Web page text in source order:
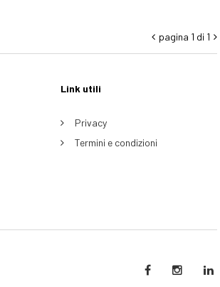
 pagina 1 di 1 
Link utili
Privacy
Termini e condizioni